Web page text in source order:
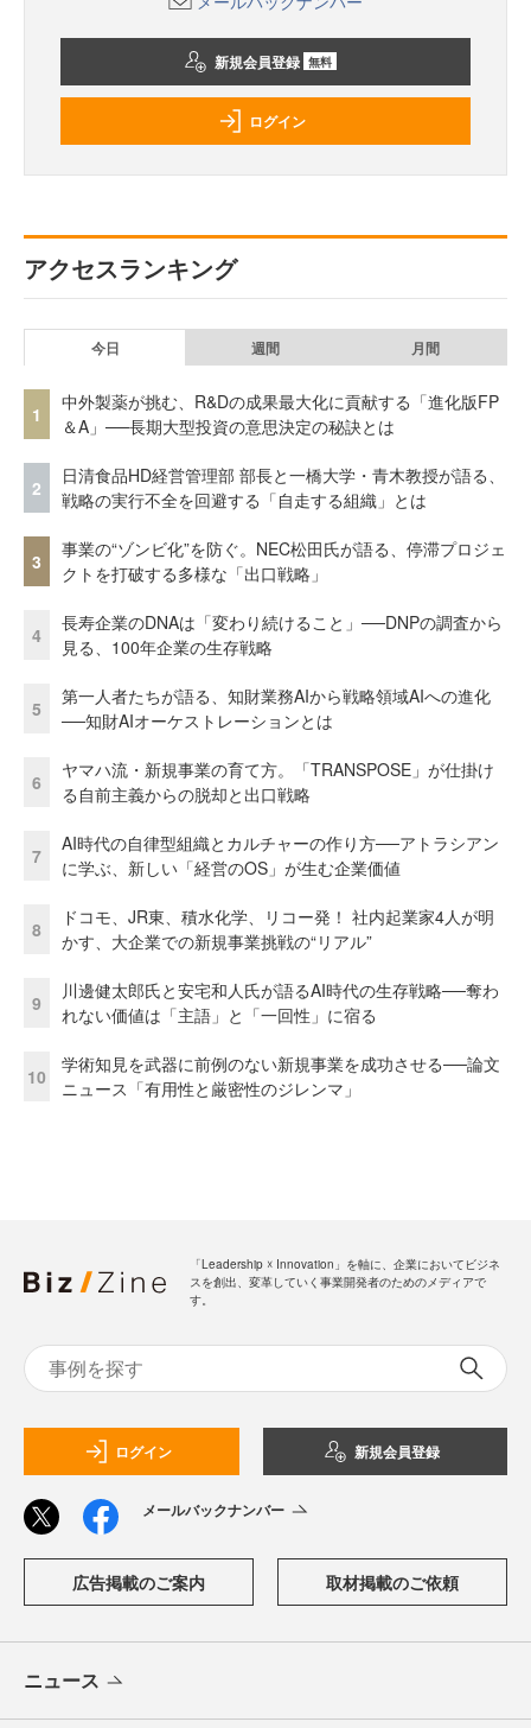
新規会員登録 無料
ログイン
アクセスランキング
今日 週間 月間
1
中外製薬が挑む、R&Dの成果最大化に貢献する「進化版FP
＆A」──長期大型投資の意思決定の秘訣とは
2
日清食品HD経営管理部 部長と一橋大学・青木教授が語る、
戦略の実行不全を回避する「自走する組織」とは
3
事業の“ゾンビ化”を防ぐ。NEC松田氏が語る、停滞プロジェ
クトを打破する多様な「出口戦略」
4
長寿企業のDNAは「変わり続けること」──DNPの調査から
見る、100年企業の生存戦略
5
第一人者たちが語る、知財業務AIから戦略領域AIへの進化
──知財AIオーケストレーションとは
6
ヤマハ流・新規事業の育て方。「TRANSPOSE」が仕掛け
る自前主義からの脱却と出口戦略
7
AI時代の自律型組織とカルチャーの作り方──アトラシアン
に学ぶ、新しい「経営のOS」が生む企業価値
8
ドコモ、JR東、積水化学、リコー発！ 社内起業家4人が明
かす、大企業での新規事業挑戦の“リアル”
9
川邊健太郎氏と安宅和人氏が語るAI時代の生存戦略──奪わ
れない価値は「主語」と「一回性」に宿る
10
学術知見を武器に前例のない新規事業を成功させる──論文
ニュース「有用性と厳密性のジレンマ」
「Leadership ☓ Innovation」を軸に、企業においてビジネ
スを創出、変革していく事業開発者のためのメディアで
す。
ログイン 新規会員登録
メールバックナンバー
広告掲載のご案内 取材掲載のご依頼
ニュース